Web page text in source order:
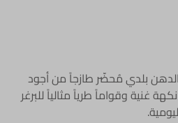
بلدي مُحضّر طازجاً من أجود
غنية وقواماً طرياً مثالياً للبرغر